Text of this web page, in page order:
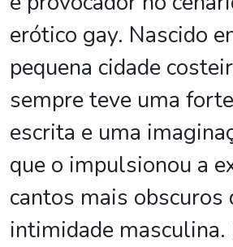
erótico gay. Nascido
pequena cidade
sempre teve uma
escrita e uma
que o impulsionou a
cantos mais obscuros
intimidade masculina.